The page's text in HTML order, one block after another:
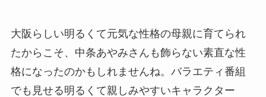
大阪らしい明るくて元気な性格の母親に育てられ
たからこそ、中条あやみさんも飾らない素直な性
格になったのかもしれませんね。バラエティ番組
でも見せる明るくて親しみやすいキャラクター